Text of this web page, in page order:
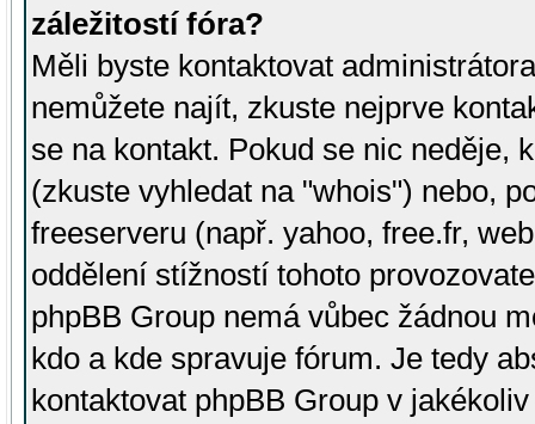
záležitostí fóra?
Měli byste kontaktovat
nemůžete najít, zkuste nejprve
se na kontakt. Pokud se nic neděje,
(zkuste vyhledat na "whois") nebo,
freeserveru (např. yahoo, free.fr,
oddělení stížností tohoto
phpBB Group nemá vůbec žádnou
kdo a kde spravuje fórum. Je tedy
kontaktovat phpBB Group v